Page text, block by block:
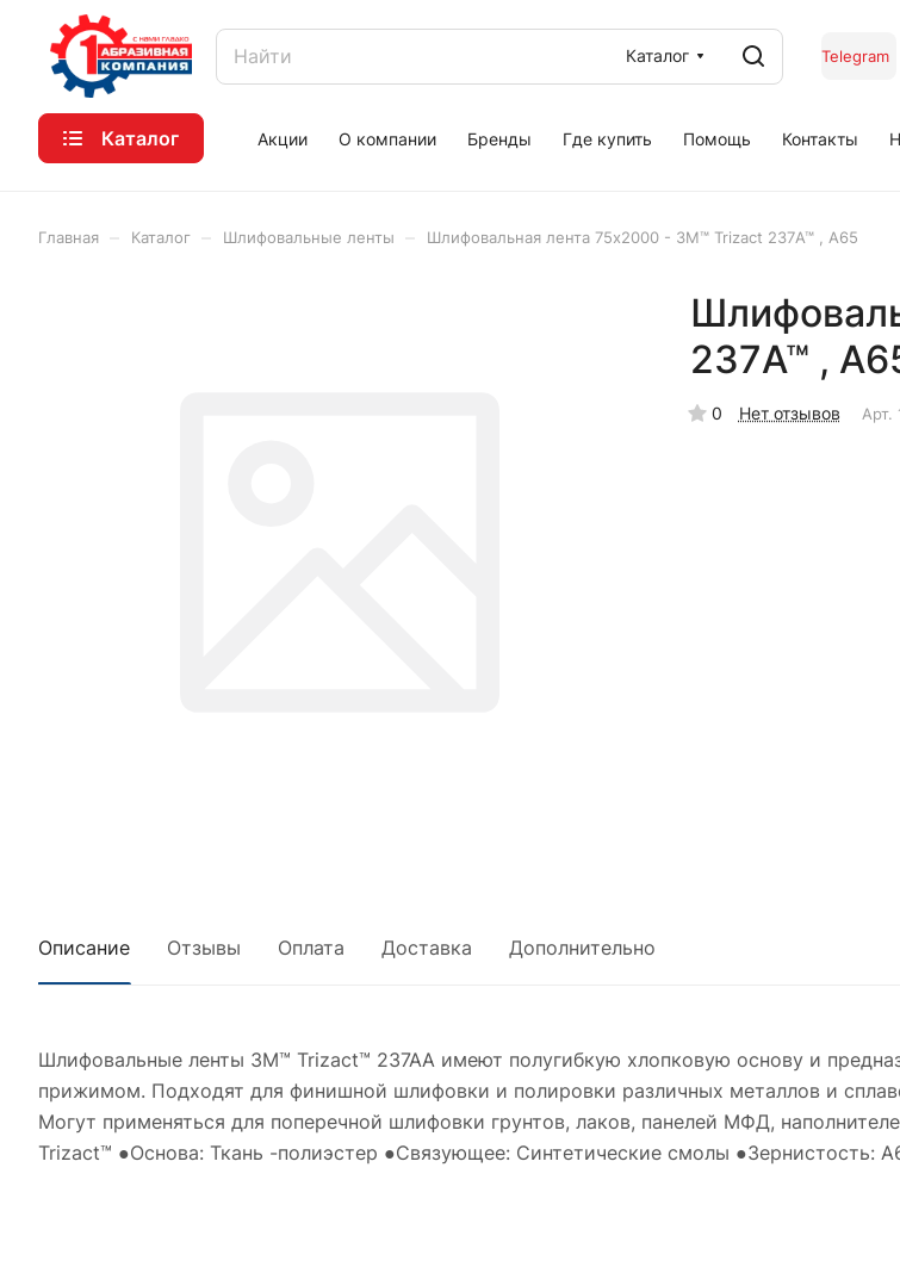
Каталог Telegram
Каталог Акции О компании Бренды Где купить Помощь Контакты
Главная Каталог Шлифовальные ленты Шлифовальная лента 75х2000 - 3M™ Trizact 237А™ , A65
237А™ ,
0 Нет отзывов Арт.
Описание Отзывы Оплата Доставка Дополнительно
Шлифовальные ленты 3M™ Trizact™ 237AA имеют полугибкую хлопковую основу и
прижимом. Подходят для финишной шлифовки и полировки различных металлов и
Могут применяться для поперечной шлифовки грунтов, лаков, панелей МФД,
Trizact™ ●Основа: Ткань -полиэстер ●Связующее: Синтетические смолы ●Зернистость: